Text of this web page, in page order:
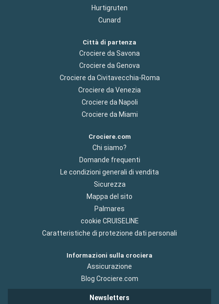
Hurtigruten
Cunard
Città di partenza
Crociere da Savona
Crociere da Genova
Crociere da Civitavecchia-Roma
Crociere da Venezia
Crociere da Napoli
Crociere da Miami
Crociere.com
Chi siamo?
Domande frequenti
Le condizioni generali di vendita
Sicurezza
Mappa del sito
Palmares
cookie CRUISELINE
Caratteristiche di protezione dati personali
Informazioni sulla crociera
Assicurazione
Blog Crociere.com
Newsletters